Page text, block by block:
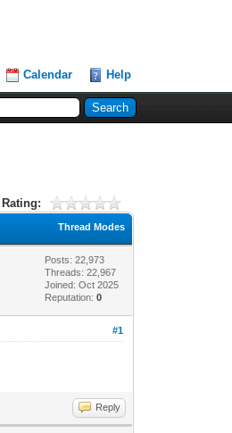
Calendar Help
Thread Modes
Posts: 22,973
Threads: 22,967
Joined: Oct 2025
Reputation:0
#1
Reply